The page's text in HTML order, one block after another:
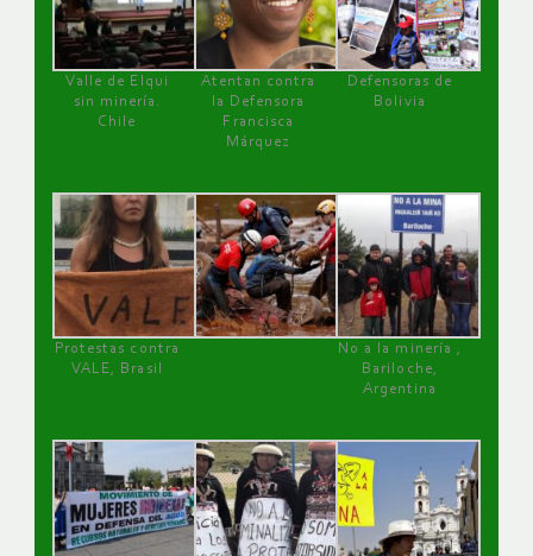
Valle de Elqui
sin minería.
Chile
Atentan contra
la Defensora
Francisca
Márquez
Defensoras de
Bolivia
Protestas contra
VALE, Brasil
No a la minería ,
Bariloche,
Argentina